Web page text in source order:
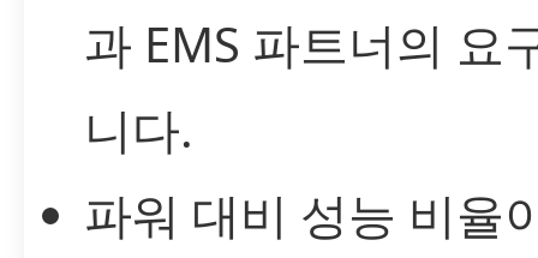
과 EMS 파트너의 요
니다.
파워 대비 성능 비율